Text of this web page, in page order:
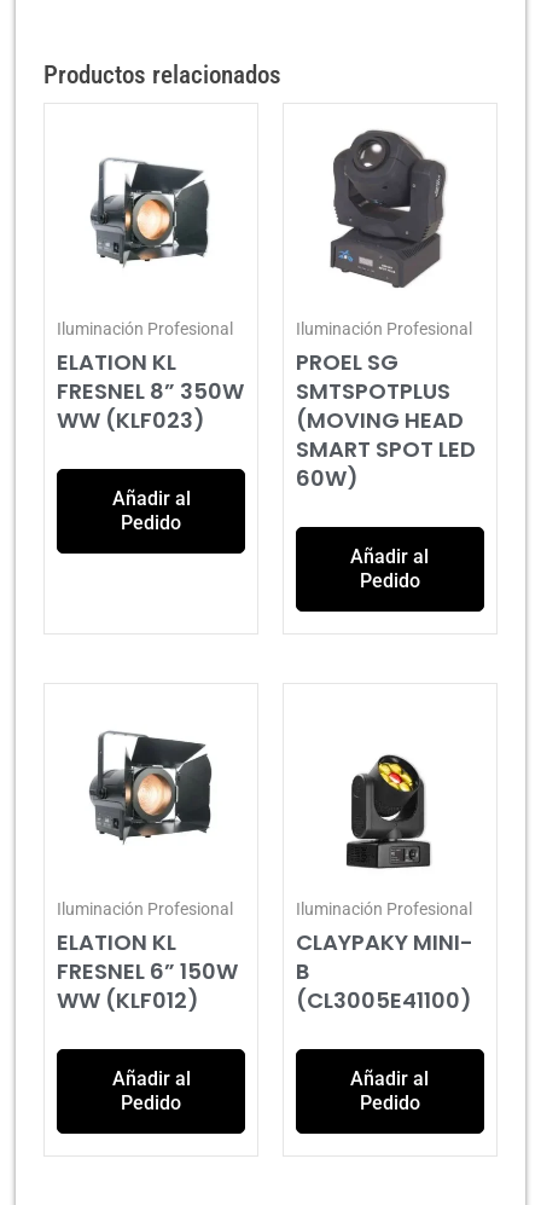
Productos relacionados
Iluminación Profesional
ELATION KL
FRESNEL 8” 350W
WW (KLF023)
Añadir al
Pedido
Iluminación Profesional
PROEL SG
SMTSPOTPLUS
(MOVING HEAD
SMART SPOT LED
60W)
Añadir al
Pedido
Iluminación Profesional
ELATION KL
FRESNEL 6” 150W
WW (KLF012)
Añadir al
Pedido
Iluminación Profesional
CLAYPAKY MINI-
B
(CL3005E41100)
Añadir al
Pedido